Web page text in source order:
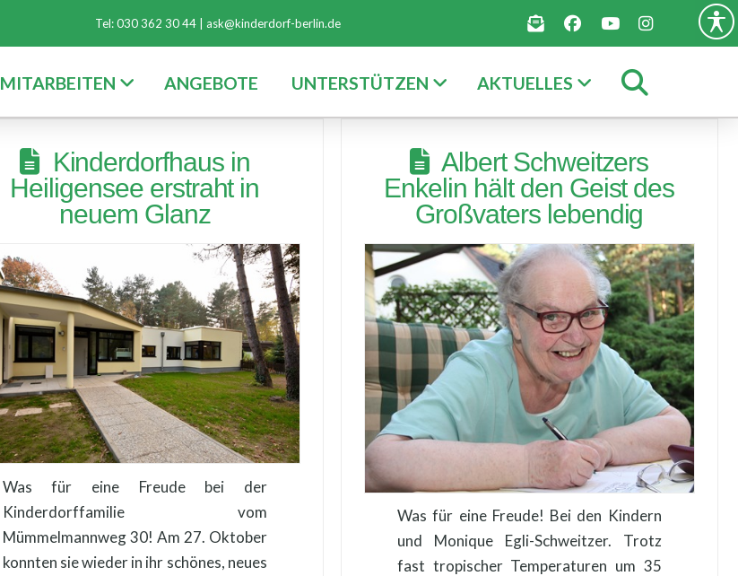
Tel: 030 362 30 44 | ask@kinderdorf-berlin.de
MITARBEITEN ANGEBOTE UNTERSTÜTZEN AKTUELLES
Kinderdorfhaus in
Heiligensee erstraht in
neuem Glanz
Was für eine Freude bei der
Kinderdorffamilie vom
Mümmelmannweg 30! Am 27. Oktober
konnten sie wieder in ihr schönes, neues
Albert Schweitzers
Enkelin hält den Geist des
Großvaters lebendig
Was für eine Freude! Bei den Kindern
und Monique Egli-Schweitzer. Trotz
fast tropischer Temperaturen um 35